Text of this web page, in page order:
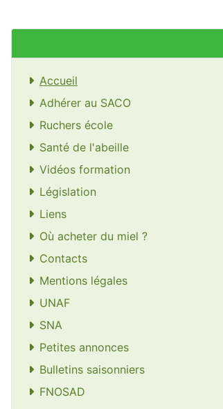
Accueil
Adhérer au SACO
Ruchers école
Santé de l'abeille
Vidéos formation
Législation
Liens
Où acheter du miel ?
Contacts
Mentions légales
UNAF
SNA
Petites annonces
Bulletins saisonniers
FNOSAD